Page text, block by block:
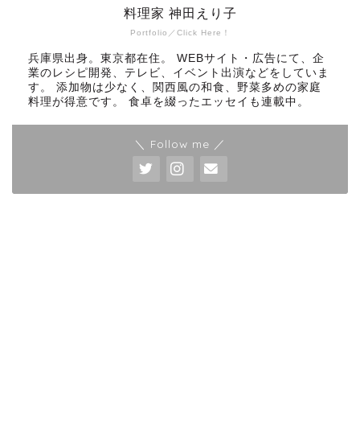
Portfolio／Click Here！
料理家 神田えり子
兵庫県出身。東京都在住。 WEBサイト・広告にて、企
業のレシピ開発、テレビ、イベント出演などをしていま
す。 添加物は少なく、関西風の和食、野菜多めの家庭
料理が得意です。 食卓を綴ったエッセイも連載中。
＼ Follow me ／